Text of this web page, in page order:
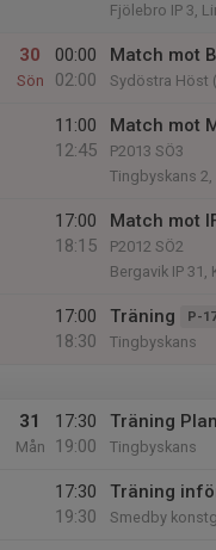
Fjölebro IP 3,
30
Sön
00:00
02:00
Match mot
Sydöstra Höst
11:00
12:45
Match mot
P2013 SÖ3
Tingbyskans
17:00
18:15
Match mot
P2012 SÖ2
Bergavik IP 31,
17:00
18:30
Träning P-17
Tingbyskans
31
Mån
17:30
19:00
Träning
Tingbyskans
17:30
19:30
Träning
Smedby